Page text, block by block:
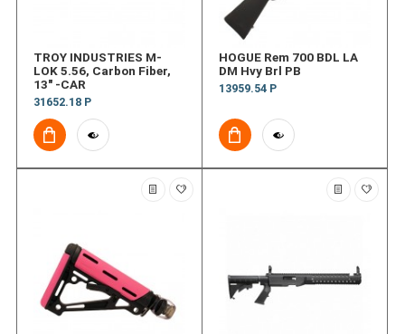
TROY INDUSTRIES M-
LOK 5.56, Carbon Fiber,
13" -CAR
31652.18 Р
HOGUE Rem 700 BDL LA
DM Hvy Brl PB
13959.54 Р